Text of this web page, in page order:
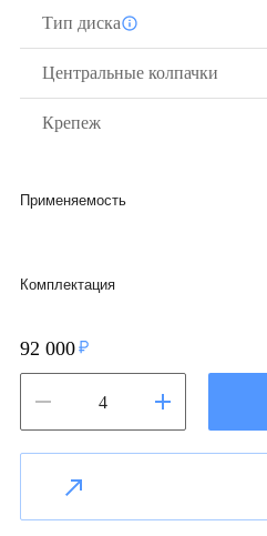
Тип диска
Центральные колпачки
Крепеж
Применяемость
Комплектация
92 000